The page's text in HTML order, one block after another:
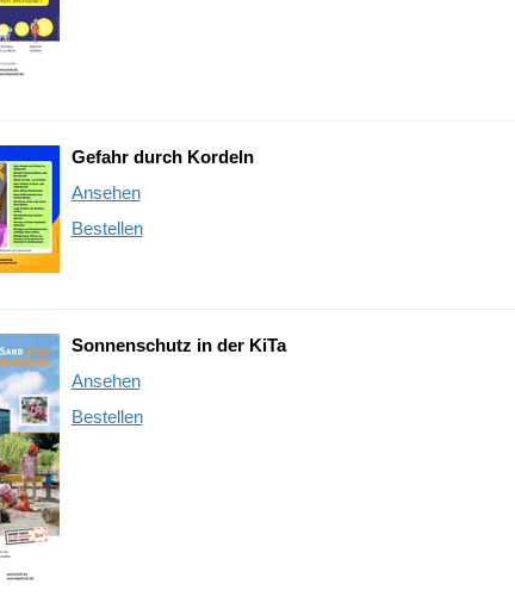
Gefahr durch Kordeln
Ansehen
Bestellen
Sonnenschutz in der KiTa
Ansehen
Bestellen